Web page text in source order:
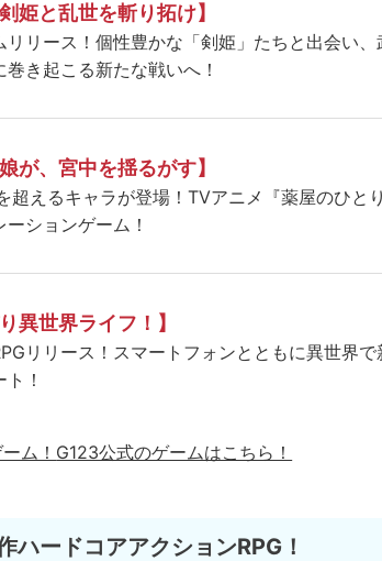
姫と乱世を斬り拓け】
リリース！個性豊かな「剣姫」たちと出会い、
巻き起こる新たな戦いへ！
が、宮中を揺るがす】
超えるキャラが登場！TVアニメ『薬屋のひとり
ションゲーム！
異世界ライフ！】
リリース！スマートフォンとともに異世界で
！
ム！ G123公式のゲームはこちら！
ードコアアクションRPG！